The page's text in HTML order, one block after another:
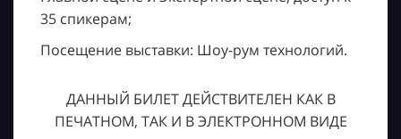
35 спикерам;
Посещение выставки: Шоу-рум технологий.
ДАННЫЙ БИЛЕТ ДЕЙСТВИТЕЛЕН КАК В
ПЕЧАТНОМ, ТАК И В ЭЛЕКТРОННОМ ВИДЕ